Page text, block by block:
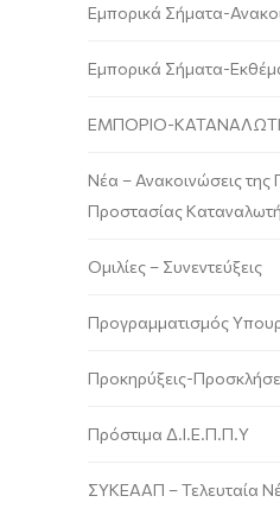
Εμπορικά Σήματα-
Εμπορικά Σήματα-
ΕΜΠΟΡΙΟ-
Νέα – Ανακοινώσεις της
Προστασίας Καταναλωτή
Ομιλίες – Συνεντεύξεις
Προγραμματισμός
Προκηρύξεις-
Πρόστιμα Δ.Ι.Ε.Π.Π.Υ
ΣΥΚΕΑΑΠ – Τελευταία